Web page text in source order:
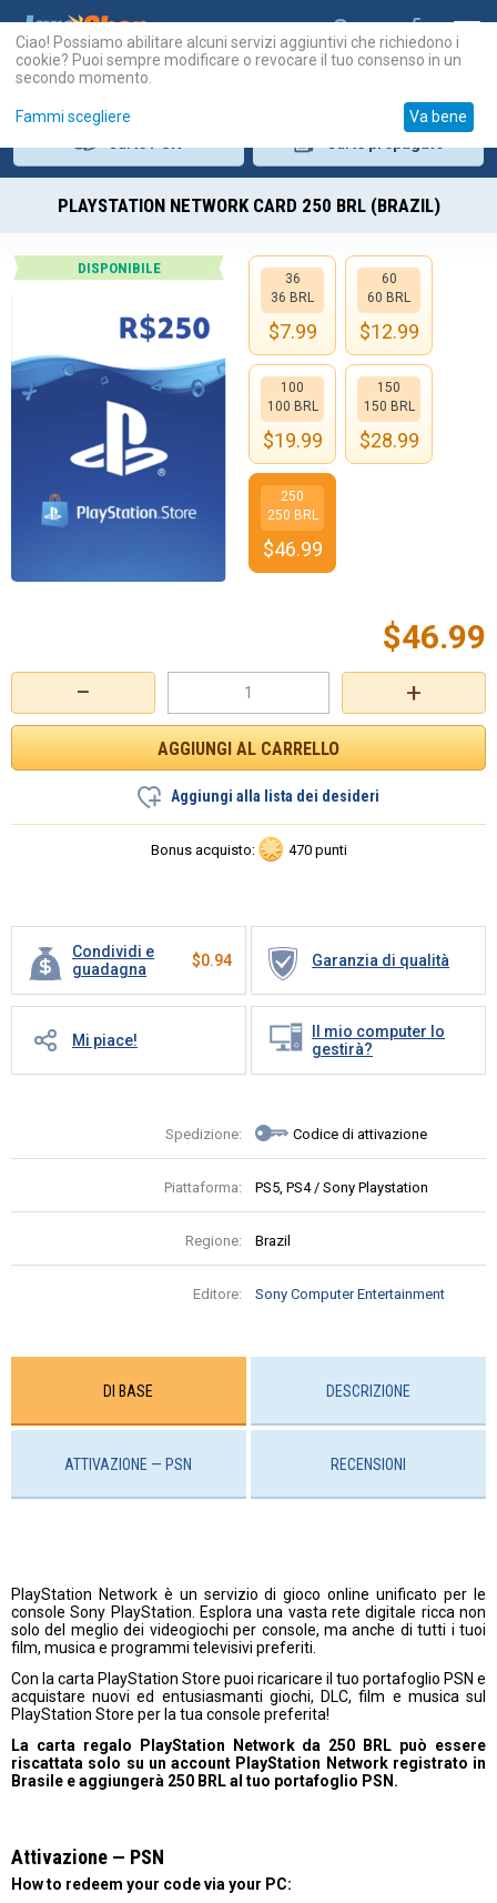
PLAYSTATION NETWORK CARD 250 BRL (BRAZIL)
DISPONIBILE
+
−
$46.99
Aggiungi alla lista dei desideri
Bonus acquisto: 470 punti
Condividi e
guadagna
$0.94 Garanzia di qualità
Mi piace!
Il mio computer lo
gestirà?
Spedizione: Codice di attivazione
Piattaforma: PS5, PS4 / Sony Playstation
Regione: Brazil
Editore: Sony Computer Entertainment
36
36 BRL
$7.99
60
60 BRL
$12.99
100
100 BRL
$19.99
150
150 BRL
$28.99
250
250 BRL
$46.99
DI BASE DESCRIZIONE
ATTIVAZIONE — PSN RECENSIONI
PlayStation Network è un servizio di gioco online unificato per le
console Sony PlayStation. Esplora una vasta rete digitale ricca non
solo del meglio dei videogiochi per console, ma anche di tutti i tuoi
film, musica e programmi televisivi preferiti.
Con la carta PlayStation Store puoi ricaricare il tuo portafoglio PSN e
acquistare nuovi ed entusiasmanti giochi, DLC, film e musica sul
PlayStation Store per la tua console preferita!
La carta regalo PlayStation Network da 250 BRL può essere
riscattata solo su un account PlayStation Network registrato in
Brasile e aggiungerà 250 BRL al tuo portafoglio PSN.
Attivazione — PSN
How to redeem your code via your PC:
Ciao! Possiamo abilitare alcuni servizi aggiuntivi che richiedono i
cookie? Puoi sempre modificare o revocare il tuo consenso in un
secondo momento.
Fammi scegliere Va bene